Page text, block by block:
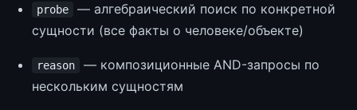
probe
— алгебраический поиск по конкретной
сущности (все факты о человеке/объекте)
reason
— композиционные AND-запросы по
нескольким сущностям